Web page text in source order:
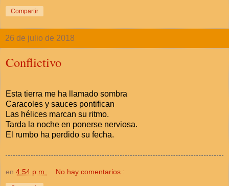
Compartir
26 de julio de 2018
Conflictivo
Esta tierra me ha llamado sombra
Caracoles y sauces pontifican
Las hélices marcan su ritmo.
Tarda la noche en ponerse nerviosa.
El rumbo ha perdido su fecha.
en 4:54 p.m. No hay comentarios.: